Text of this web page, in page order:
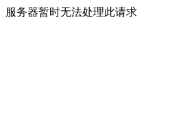
服务器暂时无法处理此请求